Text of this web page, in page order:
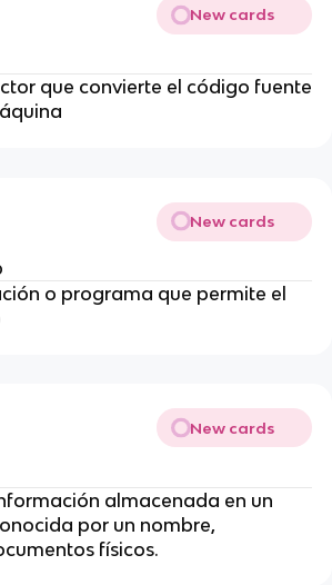
New cards
que convierte el código fuente
New cards
o programa que permite el
New cards
almacenada en un
por un nombre,
físicos.